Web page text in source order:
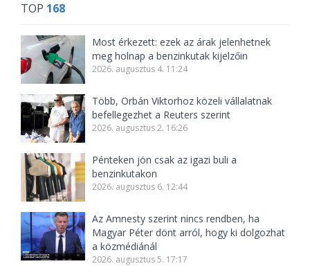
TOP 168
Most érkezett: ezek az árak jelenhetnek
meg holnap a benzinkutak kijelzőin
2026. augusztus 4. 11:24
Több, Orbán Viktorhoz közeli vállalatnak
befellegezhet a Reuters szerint
2026. augusztus 2. 16:26
Pénteken jön csak az igazi buli a
benzinkutakon
2026. augusztus 6. 12:44
Az Amnesty szerint nincs rendben, ha
Magyar Péter dönt arról, hogy ki dolgozhat
a közmédiánál
2026. augusztus 5. 17:17